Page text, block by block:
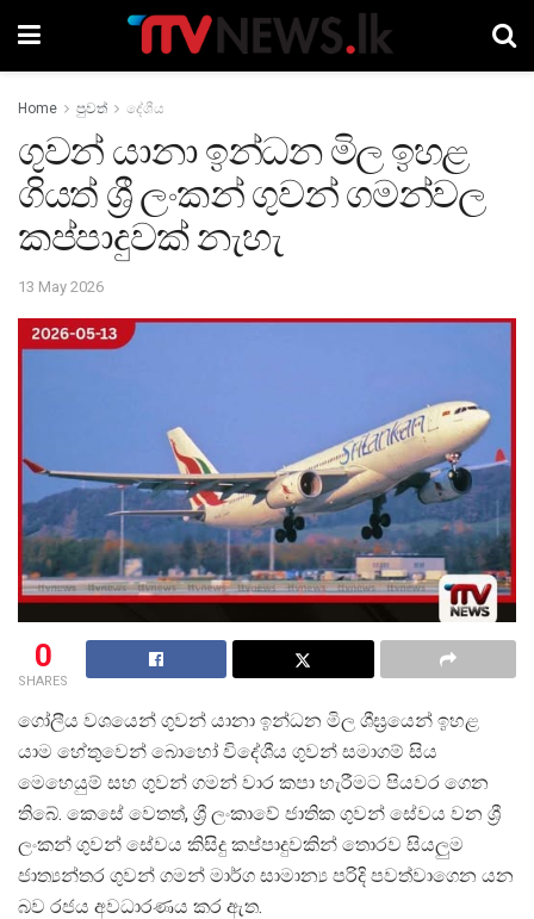
Home පුවත් දේශීය
ගුවන් යානා ඉන්ධන මිල ඉහළ
ගියත් ශ්‍රී ලංකන් ගුවන් ගමන්වල
කප්පාදුවක් නැහැ
13 May 2026
0
SHARES
ගෝලීය වශයෙන් ගුවන් යානා ඉන්ධන මිල ශීඝ්රයෙන් ඉහළ
යාම හේතුවෙන් බොහෝ විදේශීය ගුවන් සමාගම් සිය
මෙහෙයුම් සහ ගුවන් ගමන් වාර කපා හැරීමට පියවර ගෙන
තිබේ. කෙසේ වෙතත්, ශ් රී ලංකාවේ ජාතික ගුවන් සේවය වන ශ්
ලංකන් ගුවන් සේවය කිසිදු කප්පාදුවකින් තොරව සියලුම
ජාත්යන්තර ගුවන් ගමන් මාර්ග සාමාන් ය පරිදි පවත්වාගෙන යන
බව රජය අවධාරණය කර ඇත.